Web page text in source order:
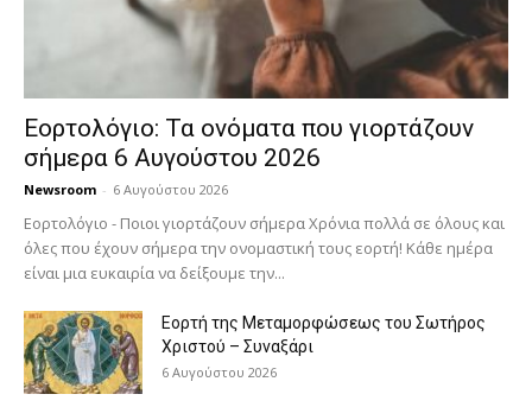
Εορτολόγιο: Τα ονόματα που γιορτάζουν
σήμερα 6 Αυγούστου 2026
Newsroom - 6 Αυγούστου 2026
Εορτολόγιο - Ποιοι γιορτάζουν σήμερα Χρόνια πολλά σε όλους και
όλες που έχουν σήμερα την ονομαστική τους εορτή! Κάθε ημέρα
είναι μια ευκαιρία να δείξουμε την...
Εορτή της Μεταμορφώσεως του Σωτήρος
Χριστού – Συναξάρι
6 Αυγούστου 2026